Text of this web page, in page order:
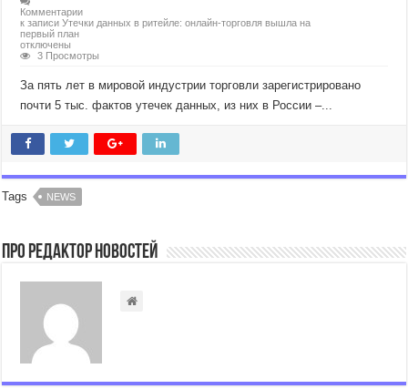
Комментарии
к записи Утечки данных в ритейле: онлайн-торговля вышла на
первый план
отключены
3 Просмотры
За пять лет в мировой индустрии торговли зарегистрировано
почти 5 тыс. фактов утечек данных, из них в России –...
Tags NEWS
Про Редактор Новостей